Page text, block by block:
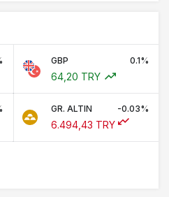
GBP 0.1%
64,20 TRY
GR. ALTIN -0.03%
6.494,43 TRY